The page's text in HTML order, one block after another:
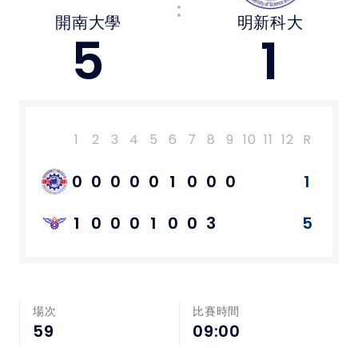
下載專區
聯絡我們
中華民國大專院校體育總會
開南大學
5
: 明新科大
1
1 2 3 4 5 6 7 8 9 10 11 12 R
0 0 0 0 0 1 0 0 0
1
1
0 0 0 1 0 0 3 5
場次
59
比賽時間
09:00